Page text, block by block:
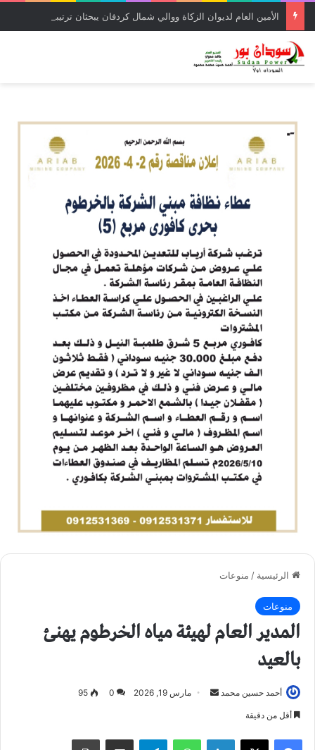
الرئيسية / منوعات
منوعات
المدير العام لهيئة مياه الخرطوم يهنئ
بالعيد
أحمد حسين محمد
ل
مارس 19, 2026 0
95
أقل من دقيقة
فيسبوك لينكدإن واتساب